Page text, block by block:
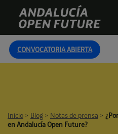
content
Andalucía
Open
Future
CONVOCATORIA ABIERTA
Inicio > Blog > Notas de prensa >
en Andalucía Open Future?